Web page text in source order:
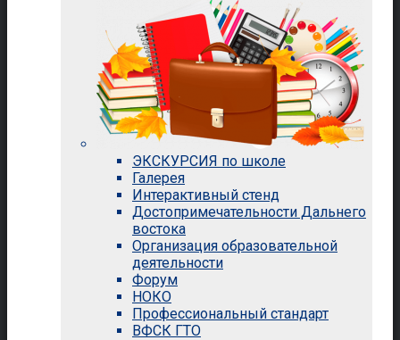
ЭКСКУРСИЯ по школе
Галерея
Интерактивный стенд
Достопримечательности Дальнего
востока
Организация образовательной
деятельности
Форум
НОКО
Профессиональный стандарт
ВФСК ГТО